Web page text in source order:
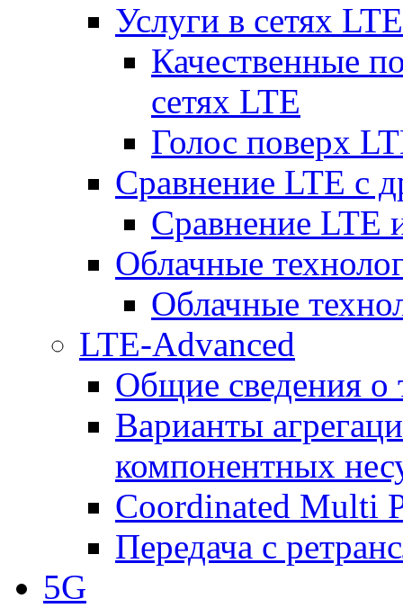
Услуги в сетях LTE
Качественные
сетях LTE
Голос поверх
Сравнение LTE с
Сравнение LTE
Облачные
Облачные
LTE-Advanced
Общие сведения о
Варианты
компонентных
Coordinated Multi
Передача с
5G